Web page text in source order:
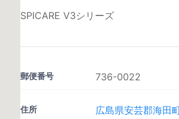
SPICARE V3シリーズ
郵便番号 736-0022
住所 広島県安芸郡海田